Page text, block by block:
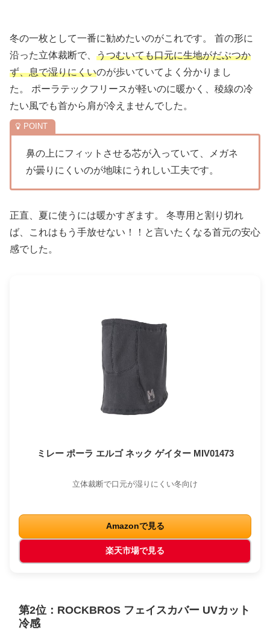
冬の一枚として一番に勧めたいのがこれです。 首の形に
沿った立体裁断で、 うつむいても口元に生地がだぶつか
ず、息で湿りにくいのが歩いていてよく分かりまし
た。 ポーラテックフリースが軽いのに暖かく、稜線の冷
たい風でも首から肩が冷えませんでした。
鼻の上にフィットさせる芯が入っていて、メガネ
が曇りにくいのが地味にうれしい工夫です。
正直、夏に使うには暖かすぎます。 冬専用と割り切れ
ば、これはもう手放せない！！と言いたくなる首元の安心
感でした。
ミレー ポーラ エルゴ ネック ゲイター MIV01473
立体裁断で口元が湿りにくい冬向け
Amazonで見る
楽天市場で見る
第2位：ROCKBROS フェイスカバー UVカット
冷感